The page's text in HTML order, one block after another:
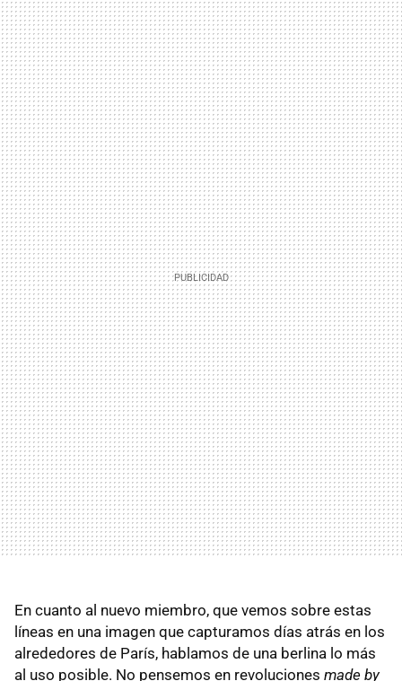
En cuanto al nuevo miembro, que vemos sobre estas
líneas en una imagen que capturamos días atrás en los
alrededores de París, hablamos de una berlina lo más
al uso posible. No pensemos en revoluciones made by